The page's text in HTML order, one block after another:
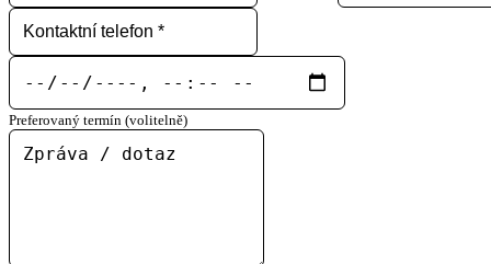
Preferovaný termín (volitelně)